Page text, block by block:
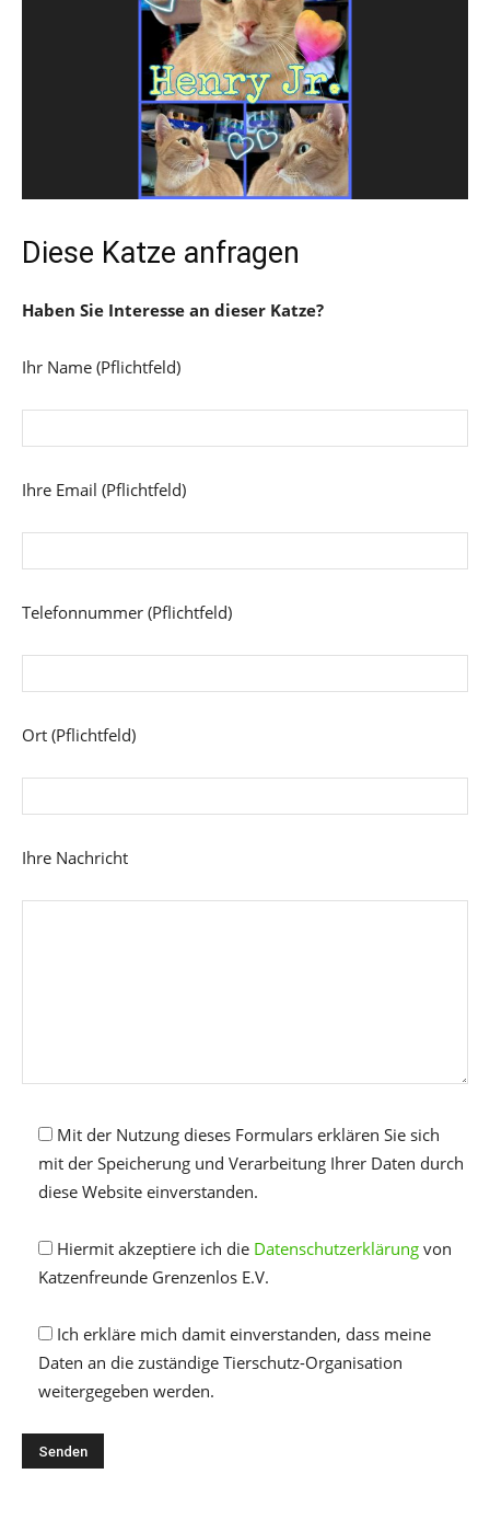
Diese Katze anfragen
Haben Sie Interesse an dieser Katze?
Ihr Name (Pflichtfeld)
Ihre Email (Pflichtfeld)
Telefonnummer (Pflichtfeld)
Ort (Pflichtfeld)
Ihre Nachricht
Mit der Nutzung dieses Formulars erklären Sie sich
mit der Speicherung und Verarbeitung Ihrer Daten durch
diese Website einverstanden.
Hiermit akzeptiere ich die Datenschutzerklärung von
Katzenfreunde Grenzenlos E.V.
Ich erkläre mich damit einverstanden, dass meine
Daten an die zuständige Tierschutz-Organisation
weitergegeben werden.